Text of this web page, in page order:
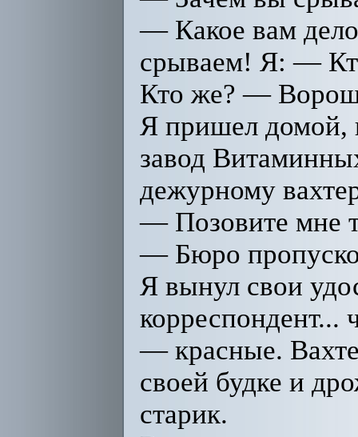
— Какое вам
срываем! Я: —
Кто же? —
Я пришел домой,
завод
дежурному
— Позовите мне
— Бюро
Я вынул свои
— красные.
своей будке и
старик.